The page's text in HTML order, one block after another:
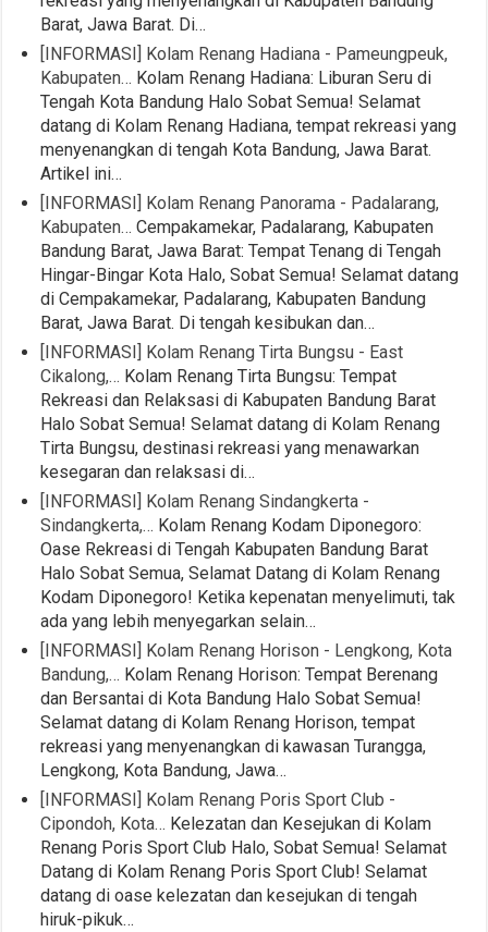
Barat, Jawa Barat. Di…
[INFORMASI] Kolam Renang Hadiana - Pameungpeuk,
Kabupaten… Kolam Renang Hadiana: Liburan Seru di
Tengah Kota Bandung Halo Sobat Semua! Selamat
datang di Kolam Renang Hadiana, tempat rekreasi yang
menyenangkan di tengah Kota Bandung, Jawa Barat.
Artikel ini…
[INFORMASI] Kolam Renang Panorama - Padalarang,
Kabupaten… Cempakamekar, Padalarang, Kabupaten
Bandung Barat, Jawa Barat: Tempat Tenang di Tengah
Hingar-Bingar Kota Halo, Sobat Semua! Selamat datang
di Cempakamekar, Padalarang, Kabupaten Bandung
Barat, Jawa Barat. Di tengah kesibukan dan…
[INFORMASI] Kolam Renang Tirta Bungsu - East
Cikalong,… Kolam Renang Tirta Bungsu: Tempat
Rekreasi dan Relaksasi di Kabupaten Bandung Barat
Halo Sobat Semua! Selamat datang di Kolam Renang
Tirta Bungsu, destinasi rekreasi yang menawarkan
kesegaran dan relaksasi di…
[INFORMASI] Kolam Renang Sindangkerta -
Sindangkerta,… Kolam Renang Kodam Diponegoro:
Oase Rekreasi di Tengah Kabupaten Bandung Barat
Halo Sobat Semua, Selamat Datang di Kolam Renang
Kodam Diponegoro! Ketika kepenatan menyelimuti, tak
ada yang lebih menyegarkan selain…
[INFORMASI] Kolam Renang Horison - Lengkong, Kota
Bandung,… Kolam Renang Horison: Tempat Berenang
dan Bersantai di Kota Bandung Halo Sobat Semua!
Selamat datang di Kolam Renang Horison, tempat
rekreasi yang menyenangkan di kawasan Turangga,
Lengkong, Kota Bandung, Jawa…
[INFORMASI] Kolam Renang Poris Sport Club -
Cipondoh, Kota… Kelezatan dan Kesejukan di Kolam
Renang Poris Sport Club Halo, Sobat Semua! Selamat
Datang di Kolam Renang Poris Sport Club! Selamat
datang di oase kelezatan dan kesejukan di tengah
hiruk-pikuk…